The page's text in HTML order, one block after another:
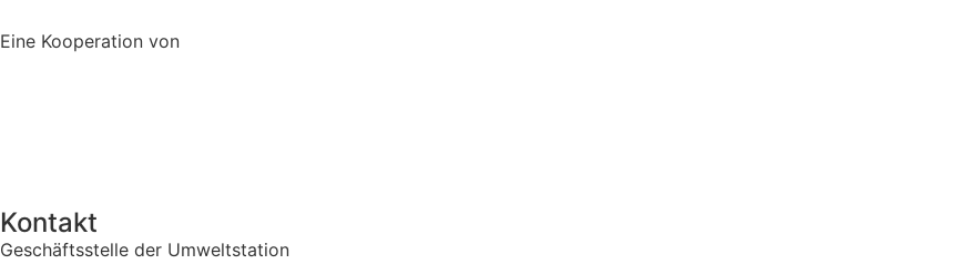
Eine Kooperation von
Kontakt
Geschäftsstelle der Umweltstation